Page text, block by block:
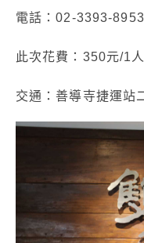
電話：02-3393-8953
此次花費：350元/1
交通：善導寺捷運站